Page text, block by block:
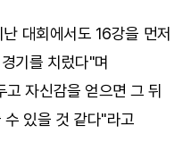
대회에서도 16강을 먼저
기를 치렀다"며
자신감을 얻으면 그 뒤
수 있을 것 같다"라고